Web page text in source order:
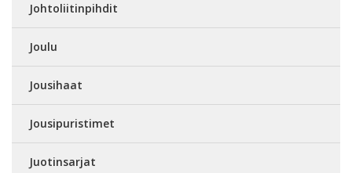
Johtoliitinpihdit
Joulu
Jousihaat
Jousipuristimet
Juotinsarjat